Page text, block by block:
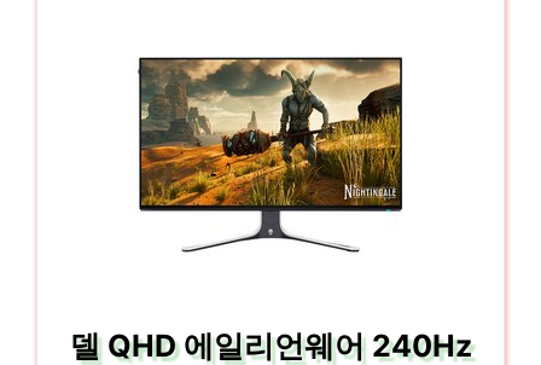
델 QHD 에일리언웨어 240Hz